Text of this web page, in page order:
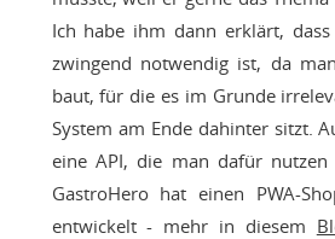
Ich habe ihm dann erklärt,
zwingend notwendig ist, da
baut, für die es im Grunde
System am Ende dahinter sitzt.
eine API, die man dafür
GastroHero hat einen PWA-
entwickelt - mehr in diesem